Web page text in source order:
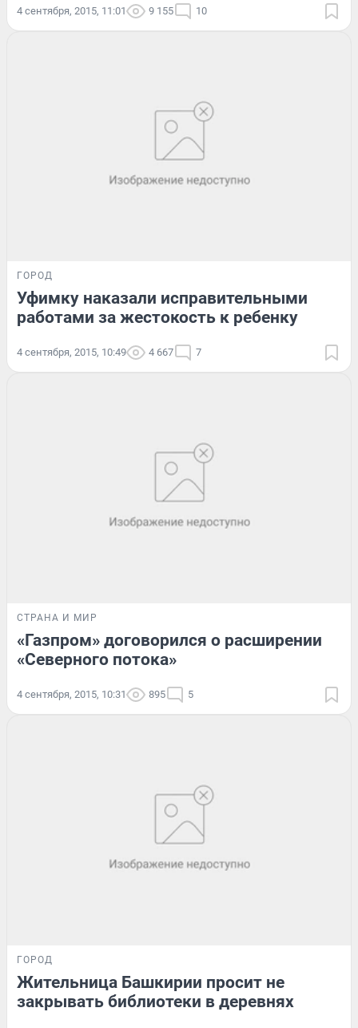
4 сентября, 2015, 11:01 9 155 10
ГОРОД
Уфимку наказали исправительными
работами за жестокость к ребенку
4 сентября, 2015, 10:49 4 667 7
СТРАНА И МИР
«Газпром» договорился о расширении
«Северного потока»
4 сентября, 2015, 10:31 895 5
ГОРОД
Жительница Башкирии просит не
закрывать библиотеки в деревнях